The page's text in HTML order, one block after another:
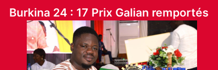
Burkina 24 : 17 Prix Galian remportés